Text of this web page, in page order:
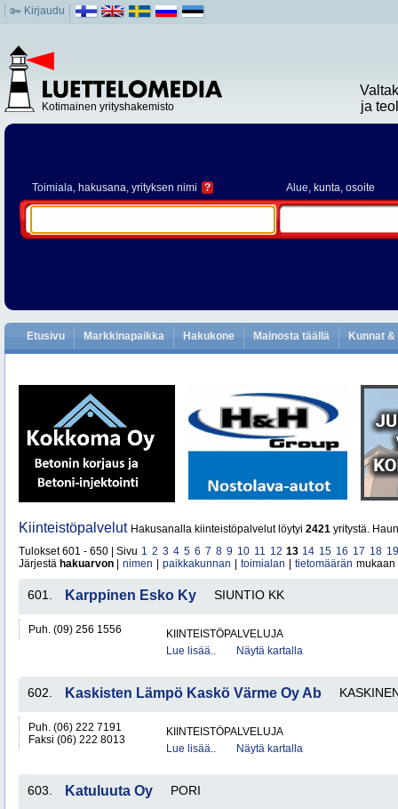
Kirjaudu
Kotimainen yrityshakemisto
ja
Toimiala, hakusana, yrityksen nimi ? Alue, kunta, osoite
Etusivu Markkinapaikka Hakukone Mainosta täällä Kunnat
Kiinteistöpalvelut Hakusanalla kiinteistöpalvelut löytyi 2421 yritystä.
Tulokset 601 - 650 | Sivu 1 2 3 4 5 6 7 8 9 10 11 12 13 14 15 16 17 18 19
Järjestä hakuarvon nimen paikkakunnan toimialan tietomäärän mukaan
601. Karppinen Esko Ky SIUNTIO KK
Puh. (09) 256 1556
KIINTEISTÖPALVELUJA
Lue lisää..
Näytä kartalla
602. Kaskisten Lämpö Kaskö Värme Oy Ab
Puh. (06) 222 7191
Faksi (06) 222 8013
KIINTEISTÖPALVELUJA
Lue lisää..
Näytä kartalla
603. Katuluuta Oy PORI